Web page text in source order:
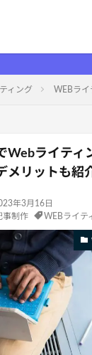
ィング WEBライ
Webライティ
メリットも紹
年3月16日
事制作
WEBライテ